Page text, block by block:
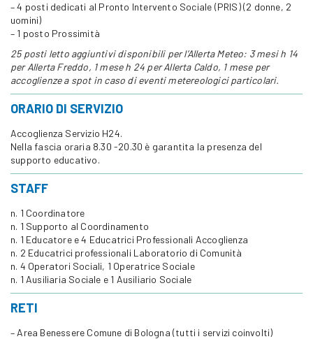
– 4 posti dedicati al Pronto Intervento Sociale (PRIS) (2 donne, 2
uomini)
– 1 posto Prossimità
25 posti letto aggiuntivi disponibili per l’Allerta Meteo: 3 mesi h 14
per Allerta Freddo, 1 mese h 24 per Allerta Caldo, 1 mese per
accoglienze a spot in caso di eventi metereologici particolari.
ORARIO DI SERVIZIO
Accoglienza Servizio H24.
Nella fascia oraria 8.30 -20.30 è garantita la presenza del
supporto educativo.
STAFF
n. 1 Coordinatore
n. 1 Supporto al Coordinamento
n. 1 Educatore e 4 Educatrici Professionali Accoglienza
n. 2 Educatrici professionali Laboratorio di Comunità
n. 4 Operatori Sociali, 1 Operatrice Sociale
n. 1 Ausiliaria Sociale e 1 Ausiliario Sociale
RETI
– Area Benessere Comune di Bologna (tutti i servizi coinvolti)